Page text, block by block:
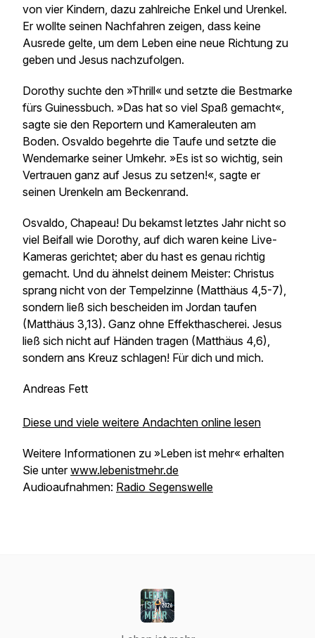
von vier Kindern, dazu zahlreiche Enkel und Urenkel.
Er wollte seinen Nachfahren zeigen, dass keine
Ausrede gelte, um dem Leben eine neue Richtung zu
geben und Jesus nachzufolgen.
Dorothy suchte den »Thrill« und setzte die Bestmarke
fürs Guinessbuch. »Das hat so viel Spaß gemacht«,
sagte sie den Reportern und Kameraleuten am
Boden. Osvaldo begehrte die Taufe und setzte die
Wendemarke seiner Umkehr. »Es ist so wichtig, sein
Vertrauen ganz auf Jesus zu setzen!«, sagte er
seinen Urenkeln am Beckenrand.
Osvaldo, Chapeau! Du bekamst letztes Jahr nicht so
viel Beifall wie Dorothy, auf dich waren keine Live-
Kameras gerichtet; aber du hast es genau richtig
gemacht. Und du ähnelst deinem Meister: Christus
sprang nicht von der Tempelzinne (Matthäus 4,5-7),
sondern ließ sich bescheiden im Jordan taufen
(Matthäus 3,13). Ganz ohne Effekthascherei. Jesus
ließ sich nicht auf Händen tragen (Matthäus 4,6),
sondern ans Kreuz schlagen! Für dich und mich.
Andreas Fett
Diese und viele weitere Andachten online lesen
Weitere Informationen zu »Leben ist mehr« erhalten
Sie unterwww.lebenistmehr.de
Audioaufnahmen: Radio Segenswelle